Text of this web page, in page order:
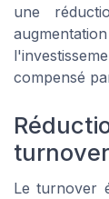
une
compensé
turnover
Le turnover